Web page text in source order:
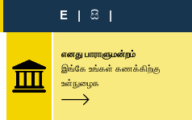
E | සි |
எனது பாராளுமன்றம்
இங்கே உங்கள் கணக்கிற்கு
உள்நுழைக